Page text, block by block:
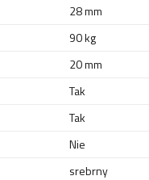
28 mm
90 kg
20 mm
Tak
Tak
Nie
srebrny